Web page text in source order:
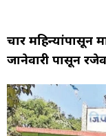
चार महिन्यांपासून
जानेवारी पासून